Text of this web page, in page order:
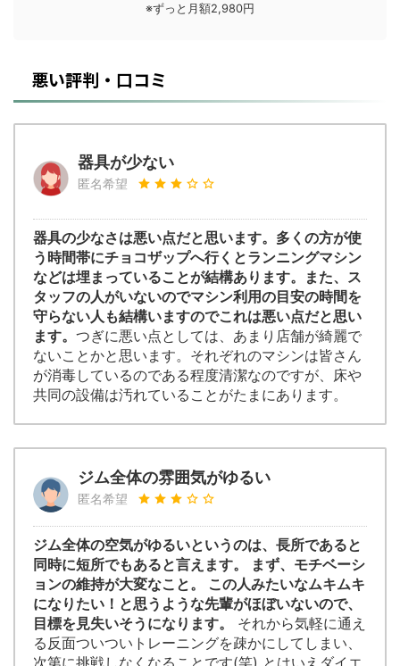
※ずっと月額2,980円
悪い評判・口コミ
器具が少ない
匿名希望
器具の少なさは悪い点だと思います。多くの方が使
う時間帯にチョコザップへ行くとランニングマシン
などは埋まっていることが結構あります。また、ス
タッフの人がいないのでマシン利用の目安の時間を
守らない人も結構いますのでこれは悪い点だと思い
ます。 つぎに悪い点としては、あまり店舗が綺麗で
ないことかと思います。それぞれのマシンは皆さん
が消毒しているのである程度清潔なのですが、床や
共同の設備は汚れていることがたまにあります。
ジム全体の雰囲気がゆるい
匿名希望
ジム全体の空気がゆるいというのは、長所であると
同時に短所でもあると言えます。 まず、モチベーシ
ョンの維持が大変なこと。 この人みたいなムキムキ
になりたい！と思うような先輩がほぼいないので、
目標を見失いそうになります。
それから気軽に通え
る反面ついついトレーニングを疎かにしてしまい、